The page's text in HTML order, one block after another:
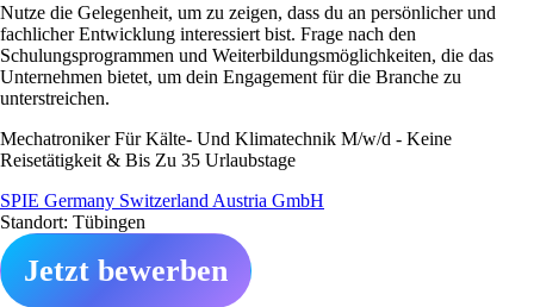
Nutze die Gelegenheit, um zu zeigen, dass du an persönlicher und
fachlicher Entwicklung interessiert bist. Frage nach den
Schulungsprogrammen und Weiterbildungsmöglichkeiten, die das
Unternehmen bietet, um dein Engagement für die Branche zu
unterstreichen.
Mechatroniker Für Kälte- Und Klimatechnik M/w/d - Keine
Reisetätigkeit & Bis Zu 35 Urlaubstage
SPIE Germany Switzerland Austria GmbH
Standort: Tübingen
Jetzt bewerben